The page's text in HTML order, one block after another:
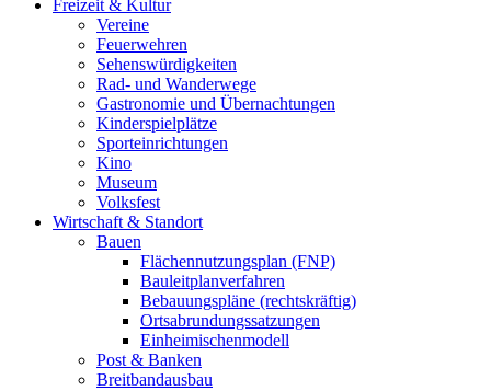
Freizeit & Kultur
Vereine
Feuerwehren
Sehenswürdigkeiten
Rad- und Wanderwege
Gastronomie und Übernachtungen
Kinderspielplätze
Sporteinrichtungen
Kino
Museum
Volksfest
Wirtschaft & Standort
Bauen
Flächennutzungsplan (FNP)
Bauleitplanverfahren
Bebauungspläne (rechtskräftig)
Ortsabrundungssatzungen
Einheimischenmodell
Post & Banken
Breitbandausbau